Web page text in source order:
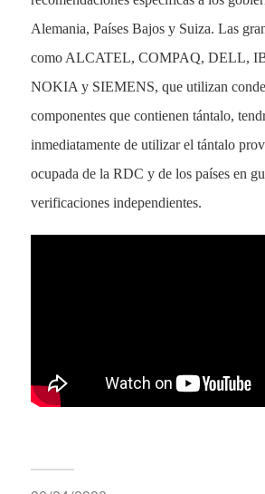
Alemania, Países Bajos y Suiza. Las
como ALCATEL, COMPAQ, DELL,
NOKIA y SIEMENS, que utilizan
componentes que contienen tántalo,
inmediatamente de utilizar el tántalo
ocupada de la RDC y de los países en
verificaciones independientes.